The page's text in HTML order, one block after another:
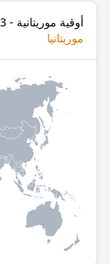
أوقية موريتانية - 1973-2017 هي العملة الخاصة بـ
موريتانيا